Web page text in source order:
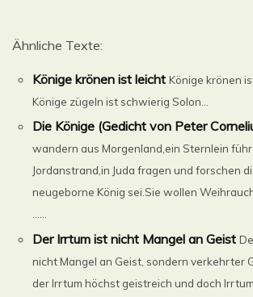
Ähnliche Texte:
Könige krönen ist leicht Könige krönen
Könige zügeln ist schwierig Solon...
Die Könige (Gedicht von Peter
wandern aus Morgenland,ein Sternlein
Jordanstrand,in Juda fragen und forschen
neugeborne König sei.Sie wollen
......
Der Irrtum ist nicht Mangel an Geist
nicht Mangel an Geist, sondern verkehrter
der Irrtum höchst geistreich und doch